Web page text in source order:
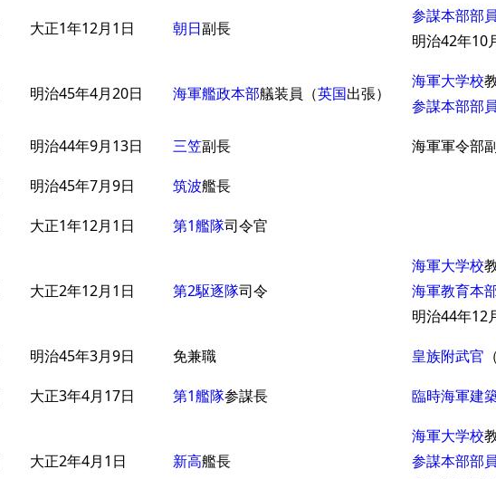
大正1年12月1日 朝日副長
参謀本部部員
明治42年10
明治45年4月20日 海軍艦政本部艤装員（英国出張）
海軍大学校
参謀本部部員
明治44年9月13日 三笠副長
海軍軍令部
明治45年7月9日 筑波艦長
大正1年12月1日 第1艦隊司令官
大正2年12月1日 第2駆逐隊司令
海軍大学校
海軍教育本
明治44年12
明治45年3月9日 免兼職 皇族附武官 （
大正3年4月17日 第1艦隊参謀長 臨時海軍建
大正2年4月1日 新高艦長
海軍大学校
参謀本部部員